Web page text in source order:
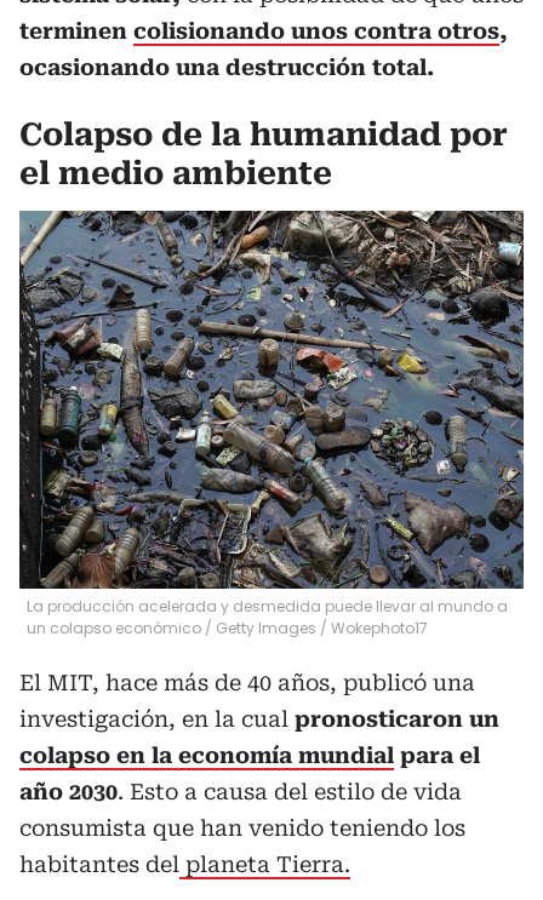
terminen colisionando unos contra otros,
ocasionando una destrucción total.
Colapso de la humanidad por
el medio ambiente
La producción acelerada y desmedida puede llevar al mundo a
un colapso económico / Getty Images / Wokephoto17
El MIT, hace más de 40 años, publicó una
investigación, en la cual pronosticaron un
colapso en la economía mundial para el
año 2030. Esto a causa del estilo de vida
consumista que han venido teniendo los
habitantes del planeta Tierra.